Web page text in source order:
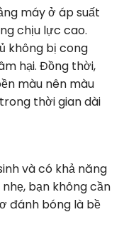
máy ở áp suất
chịu lực cao.
không bị cong
hại. Đồng thời,
màu nên màu
thời gian dài
và có khả năng
bạn không cần
đánh bóng là bề